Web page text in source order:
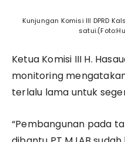
Kunjungan Komisi III DPRD
Ketua Komisi III H.
monitoring
terlalu lama untuk
“Pembangunan pada